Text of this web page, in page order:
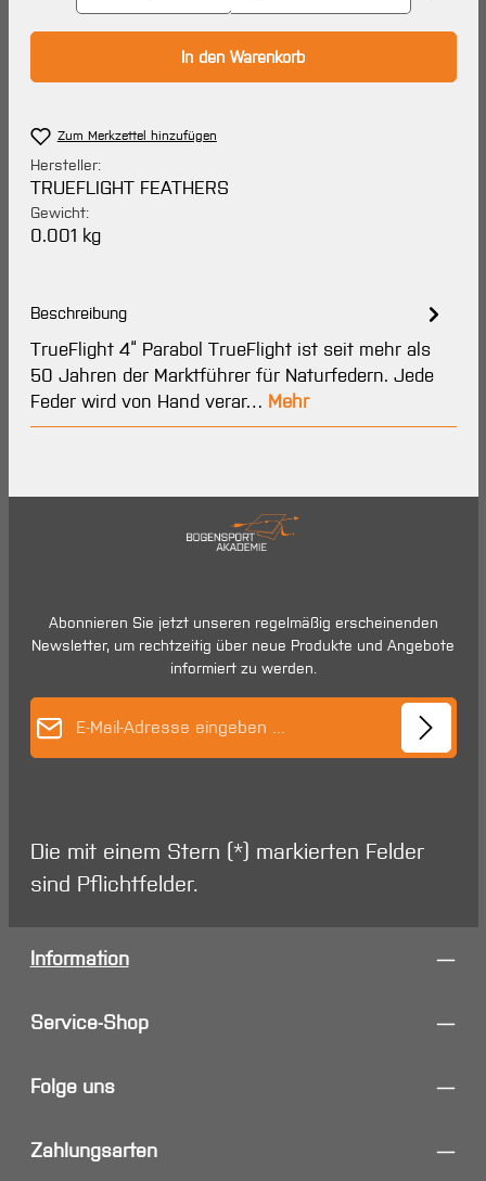
In den Warenkorb
Zum Merkzettel hinzufügen
Hersteller:
TRUEFLIGHT FEATHERS
Gewicht:
0.001 kg
Beschreibung
TrueFlight 4“ Parabol TrueFlight ist seit mehr als
50 Jahren der Marktführer für Naturfedern. Jede
Feder wird von Hand verar… Mehr
Abonnieren Sie jetzt unseren regelmäßig erscheinenden
Newsletter, um rechtzeitig über neue Produkte und Angebote
informiert zu werden.
Die mit einem Stern (*) markierten Felder
sind Pflichtfelder.
Information
Service-Shop
Folge uns
Zahlungsarten